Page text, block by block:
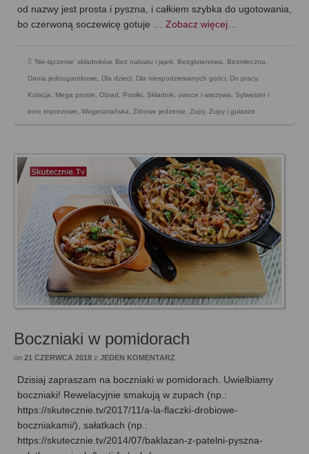
od nazwy jest prosta i pyszna, i całkiem szybka do ugotowania,
bo czerwoną soczewicę gotuje … Zobacz więcej…
'Nie-łączenie' składników, Bez nabiału i jajek Bezglutenowa Bezmleczna
Dania jednogarnkowe Dla dzieci Dla niespodziewanych gości Do pracy,
Kolacja Mega proste Obiad Posiłki Składnik: owoce i warzywa Sylwester i
inne imprezowe Wegetariańska Zdrowe jedzenie Zupy, Zupy i gulasze
Boczniaki w pomidorach
on 21 CZERWCA 2018 z JEDEN KOMENTARZ
Dzisiaj zapraszam na boczniaki w pomidorach. Uwielbiamy
boczniaki! Rewelacyjnie smakują w zupach (np.:
https://skutecznie.tv/2017/11/a-la-flaczki-drobiowe-
boczniakami/), sałatkach (np.:
https://skutecznie.tv/2014/07/baklazan-z-patelni-pyszna-